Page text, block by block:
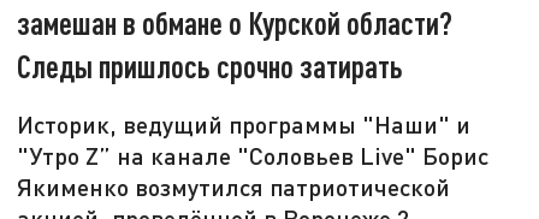
замешан в обмане о Курской области?
Следы пришлось срочно затирать
Историк, ведущий программы "Наши" и
"Утро Z” на канале "Соловьев Live" Борис
Якименко возмутился патриотической